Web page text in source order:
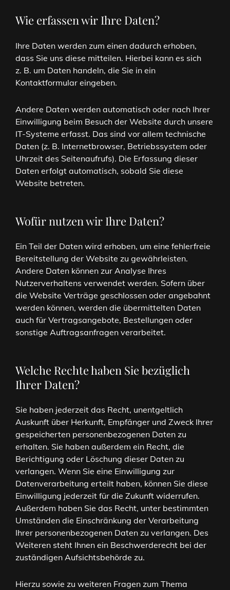
Wie erfassen wir Ihre Daten?
Ihre Daten werden zum einen dadurch erhoben,
dass Sie uns diese mitteilen. Hierbei kann es sich
z. B. um Daten handeln, die Sie in ein
Kontaktformular eingeben.
Andere Daten werden automatisch oder nach Ihrer
Einwilligung beim Besuch der Website durch unsere
IT-Systeme erfasst. Das sind vor allem technische
Daten (z. B. Internetbrowser, Betriebssystem oder
Uhrzeit des Seitenaufrufs). Die Erfassung dieser
Daten erfolgt automatisch, sobald Sie diese
Website betreten.
Wofür nutzen wir Ihre Daten?
Ein Teil der Daten wird erhoben, um eine fehlerfreie
Bereitstellung der Website zu gewährleisten.
Andere Daten können zur Analyse Ihres
Nutzerverhaltens verwendet werden. Sofern über
die Website Verträge geschlossen oder angebahnt
werden können, werden die übermittelten Daten
auch für Vertragsangebote, Bestellungen oder
sonstige Auftragsanfragen verarbeitet.
Welche Rechte haben Sie bezüglich
Ihrer Daten?
Sie haben jederzeit das Recht, unentgeltlich
Auskunft über Herkunft, Empfänger und Zweck Ihrer
gespeicherten personenbezogenen Daten zu
erhalten. Sie haben außerdem ein Recht, die
Berichtigung oder Löschung dieser Daten zu
verlangen. Wenn Sie eine Einwilligung zur
Datenverarbeitung erteilt haben, können Sie diese
Einwilligung jederzeit für die Zukunft widerrufen.
Außerdem haben Sie das Recht, unter bestimmten
Umständen die Einschränkung der Verarbeitung
Ihrer personenbezogenen Daten zu verlangen. Des
Weiteren steht Ihnen ein Beschwerderecht bei der
zuständigen Aufsichtsbehörde zu.
Hierzu sowie zu weiteren Fragen zum Thema